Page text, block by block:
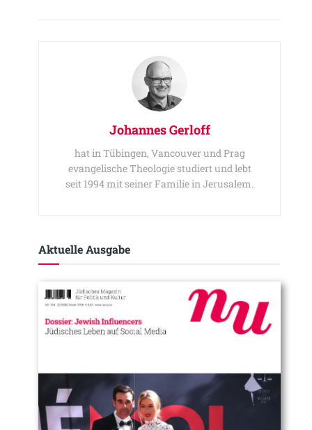
Johannes Gerloff
hat in Tübingen, Vancouver und Prag
evangelische Theologie studiert und lebt
seit 1994 mit seiner Familie in Jerusalem.
Aktuelle Ausgabe​